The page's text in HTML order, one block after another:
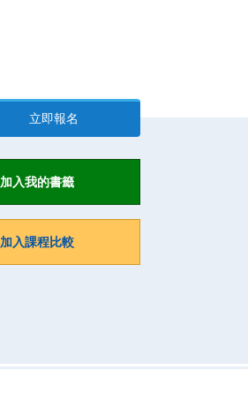
立即報名
加入我的書籤
加入課程比較